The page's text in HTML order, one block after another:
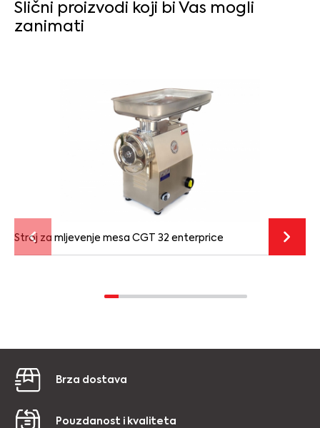
Slični proizvodi koji bi Vas mogli
zanimati
Stroj za mljevenje mesa CGT 32 enterprice
Brza dostava
Pouzdanost i kvaliteta